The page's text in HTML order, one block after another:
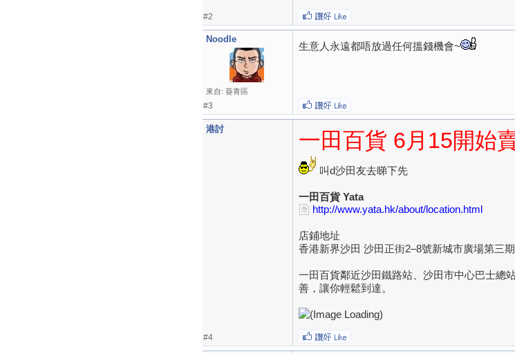
#2
Noodle
來自: 葵青區
生意人永遠都唔放過任何搵錢機會~
#3
港討 一田百貨 6月15開始
叫d沙田友去睇下先
一田百貨 Yata
http://www.yata.hk/about/location.html
店鋪地址
香港新界沙田 沙田正街2–8號新城市廣場第三
一田百貨鄰近沙田鐵路站、沙田市中心巴士總
善，讓你輕鬆到達。
#4